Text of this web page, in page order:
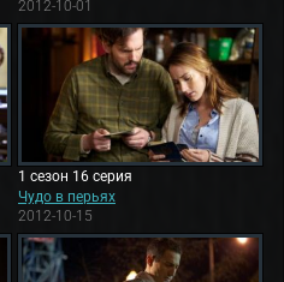
2012-10-01
1 сезон 16 серия
Чудо в перьях
2012-10-15